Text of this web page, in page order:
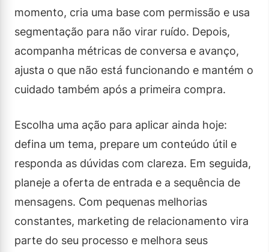
momento, cria uma base com permissão e usa
segmentação para não virar ruído. Depois,
acompanha métricas de conversa e avanço,
ajusta o que não está funcionando e mantém o
cuidado também após a primeira compra.
Escolha uma ação para aplicar ainda hoje:
defina um tema, prepare um conteúdo útil e
responda as dúvidas com clareza. Em seguida,
planeje a oferta de entrada e a sequência de
mensagens. Com pequenas melhorias
constantes, marketing de relacionamento vira
parte do seu processo e melhora seus